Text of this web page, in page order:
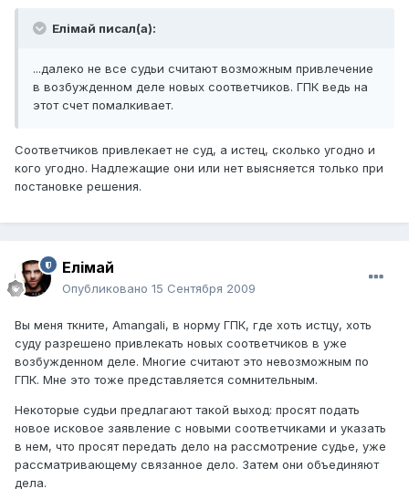
Елiмай писал(а):
...далеко не все судьи считают возможным привлечение
в возбужденном деле новых соответчиков. ГПК ведь на
этот счет помалкивает.
Соответчиков привлекает не суд, а истец, сколько угодно и
кого угодно. Надлежащие они или нет выясняется только при
постановке решения.
Елiмай
Опубликовано 15 Сентября 2009
Вы меня ткните, Amangali, в норму ГПК, где хоть истцу, хоть
суду разрешено привлекать новых соответчиков в уже
возбужденном деле. Многие считают это невозможным по
ГПК. Мне это тоже представляется сомнительным.
Некоторые судьи предлагают такой выход: просят подать
новое исковое заявление с новыми соответчиками и указать
в нем, что просят передать дело на рассмотрение судье, уже
рассматривающему связанное дело. Затем они объединяют
дела.